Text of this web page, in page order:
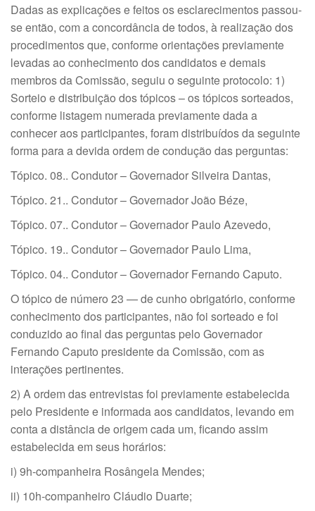
Dadas as explicações e feitos os esclarecimentos passou-
se então, com a concordância de todos, à realização dos
procedimentos que, conforme orientações previamente
levadas ao conhecimento dos candidatos e demais
membros da Comissão, seguiu o seguinte protocolo: 1)
Sorteio e distribuição dos tópicos – os tópicos sorteados,
conforme listagem numerada previamente dada a
conhecer aos participantes, foram distribuídos da seguinte
forma para a devida ordem de condução das perguntas:
Tópico. 08.. Condutor – Governador Silveira Dantas,
Tópico. 21.. Condutor – Governador João Béze,
Tópico. 07.. Condutor – Governador Paulo Azevedo,
Tópico. 19.. Condutor – Governador Paulo Lima,
Tópico. 04.. Condutor – Governador Fernando Caputo.
O tópico de número 23 — de cunho obrigatório, conforme
conhecimento dos participantes, não foi sorteado e foi
conduzido ao final das perguntas pelo Governador
Fernando Caputo presidente da Comissão, com as
interações pertinentes.
2) A ordem das entrevistas foi previamente estabelecida
pelo Presidente e informada aos candidatos, levando em
conta a distância de origem cada um, ficando assim
estabelecida em seus horários:
i) 9h-companheira Rosângela Mendes;
ii) 10h-companheiro Cláudio Duarte;